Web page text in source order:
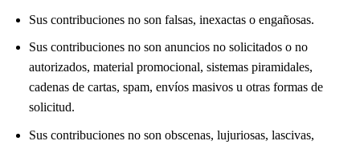
Sus contribuciones no son falsas, inexactas o engañosas.
Sus contribuciones no son anuncios no solicitados o no
autorizados, material promocional, sistemas piramidales,
cadenas de cartas, spam, envíos masivos u otras formas de
solicitud.
Sus contribuciones no son obscenas, lujuriosas, lascivas,